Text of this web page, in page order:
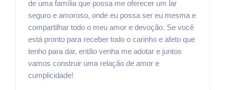
de uma família que possa me oferecer um lar
seguro e amoroso, onde eu possa ser eu mesma e
compartilhar todo o meu amor e devoção. Se você
está pronto para receber todo o carinho e afeto que
tenho para dar, então venha me adotar e juntos
vamos construir uma relação de amor e
cumplicidade!